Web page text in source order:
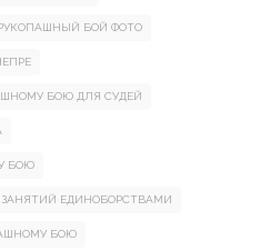
БОЙ ФОТО
БОЮ ДЛЯ СУДЕЙ
БОЮ
ЕДИНОБОРСТВАМИ
БОЮ